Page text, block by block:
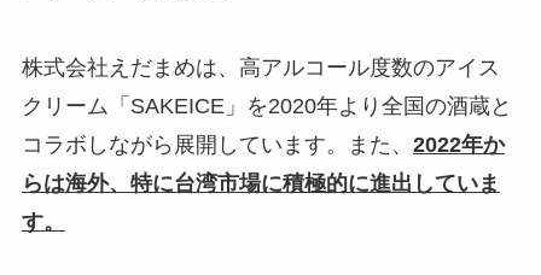
株式会社えだまめは、高アルコール度数のアイス
クリーム「SAKEICE」を2020年より全国の酒蔵と
コラボしながら展開しています。また、 2022年か
らは海外、特に台湾市場に積極的に進出していま
す。